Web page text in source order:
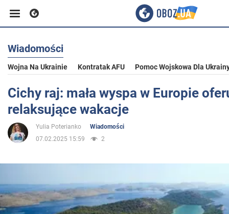
Biznes
Sport
Rozrywka
Polityka
Wiadomości
Wojna Na Ukrainie Kontratak AFU Pomoc Wojskowa Dla
Cichy raj: mała wyspa w Europie
relaksujące wakacje
Yulia Poterianko
Wiadomości
07.02.2025 15:59
2